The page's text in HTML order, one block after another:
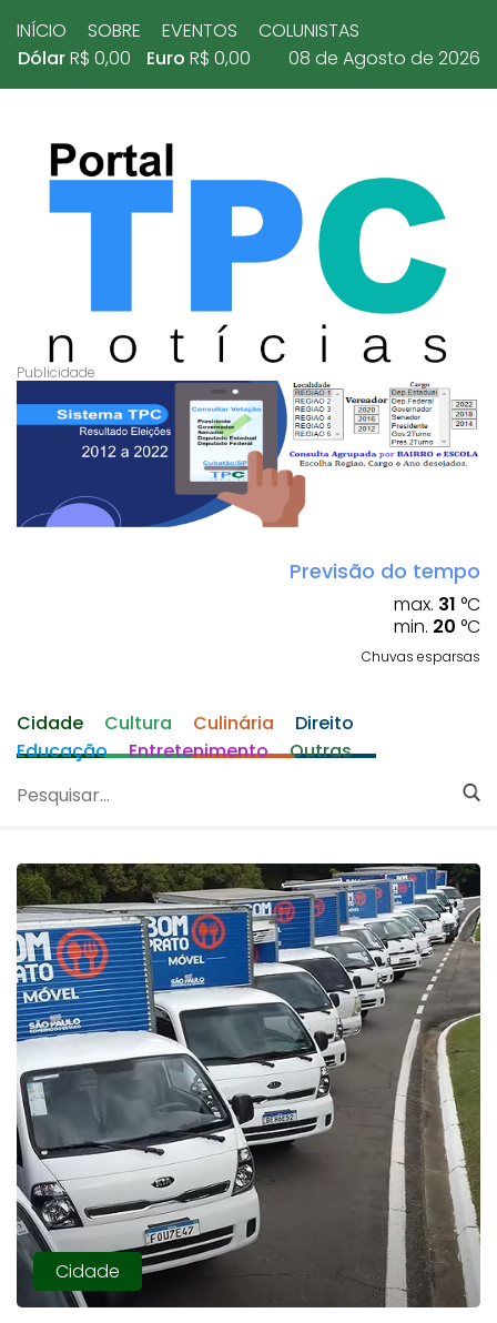
INÍCIO SOBRE EVENTOS
COLUNISTAS
DólarR$ 0,00 Euro R$ 0,00 08 de Agosto de 2026
Previsão do tempo
max. 31 °C
min. 20 °C
Chuvas esparsas
Cidade Cultura Culinária
Direito
Educação
Entretenimento Outras
Cidade